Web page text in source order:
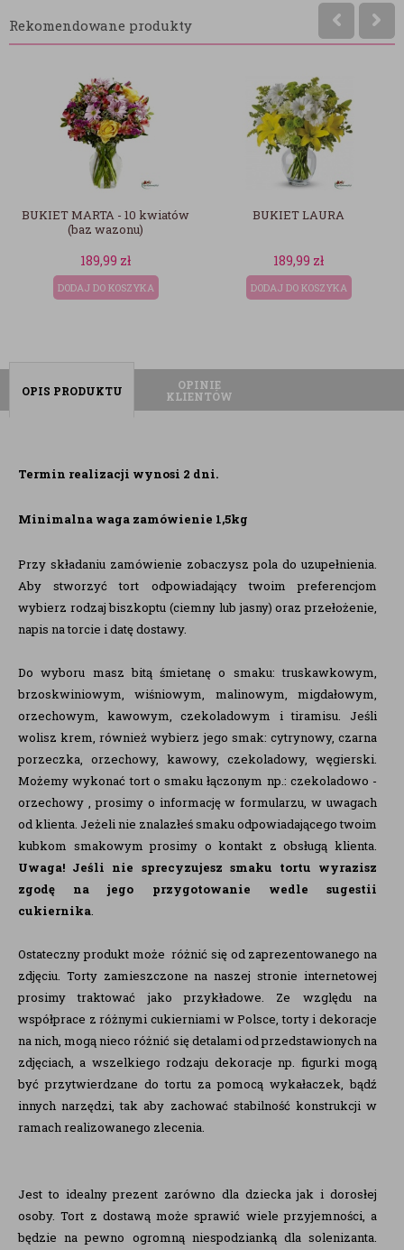
Rekomendowane produkty
- 10 kwiatów
DO KOSZYKA
BUKIET LAURA
DODAJ DO KOSZYKA
BUKIET
OPIS PRODUKTU
OPINIE
KLIENTÓW
Termin realizacji wynosi 2 dni.
Minimalna waga zamówienie 1,5kg
Przy składaniu zamówienie zobaczysz pola do uzupełnienia.
Aby stworzyć tort odpowiadający twoim preferencjom
wybierz rodzaj biszkoptu (ciemny lub jasny) oraz przełożenie,
napis na torcie i datę dostawy.
Do wyboru masz bitą śmietanę o smaku: truskawkowym,
brzoskwiniowym, wiśniowym, malinowym, migdałowym,
orzechowym, kawowym, czekoladowym i tiramisu. Jeśli
wolisz krem, również wybierz jego smak: cytrynowy, czarna
porzeczka, orzechowy, kawowy, czekoladowy, węgierski.
Możemy wykonać tort o smaku łączonym np.: czekoladowo -
orzechowy , prosimy o informację w formularzu, w uwagach
od klienta. Jeżeli nie znalazłeś smaku odpowiadającego twoim
kubkom smakowym prosimy o kontakt z obsługą klienta.
Uwaga! Jeśli nie sprecyzujesz smaku tortu wyrazisz
zgodę na jego przygotowanie wedle sugestii
cukiernika.
Ostateczny produkt może różnić się od zaprezentowanego na
zdjęciu. Torty zamieszczone na naszej stronie internetowej
prosimy traktować jako przykładowe. Ze względu na
współprace z różnymi cukierniami w Polsce, torty i dekoracje
na nich, mogą nieco różnić się detalami od przedstawionych na
zdjęciach, a wszelkiego rodzaju dekoracje np. figurki mogą
być przytwierdzane do tortu za pomocą wykałaczek, bądź
innych narzędzi, tak aby zachować stabilność konstrukcji w
ramach realizowanego zlecenia.
Jest to idealny prezent zarówno dla dziecka jak i dorosłej
osoby. Tort z dostawą może sprawić wiele przyjemności, a
będzie na pewno ogromną niespodzianką dla solenizanta.